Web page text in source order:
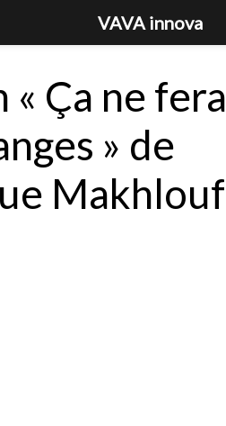
Ça ne fera
» de
Makhlouf
VAVA innova